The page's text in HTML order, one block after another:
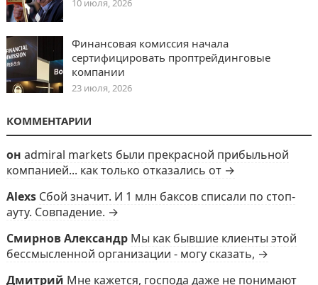
10 июля, 2026
Финансовая комиссия начала
сертифицировать проптрейдинговые
компании
23 июля, 2026
КОММЕНТАРИИ
он admiral markets были прекрасной прибыльной
компанией... как только отказались от →
Alexs Сбой значит. И 1 млн баксов списали по стоп-
ауту. Совпадение. →
Смирнов Александр Мы как бывшие клиенты этой
бессмысленной организации - могу сказать, →
Дмитрий Мне кажется, господа даже не понимают